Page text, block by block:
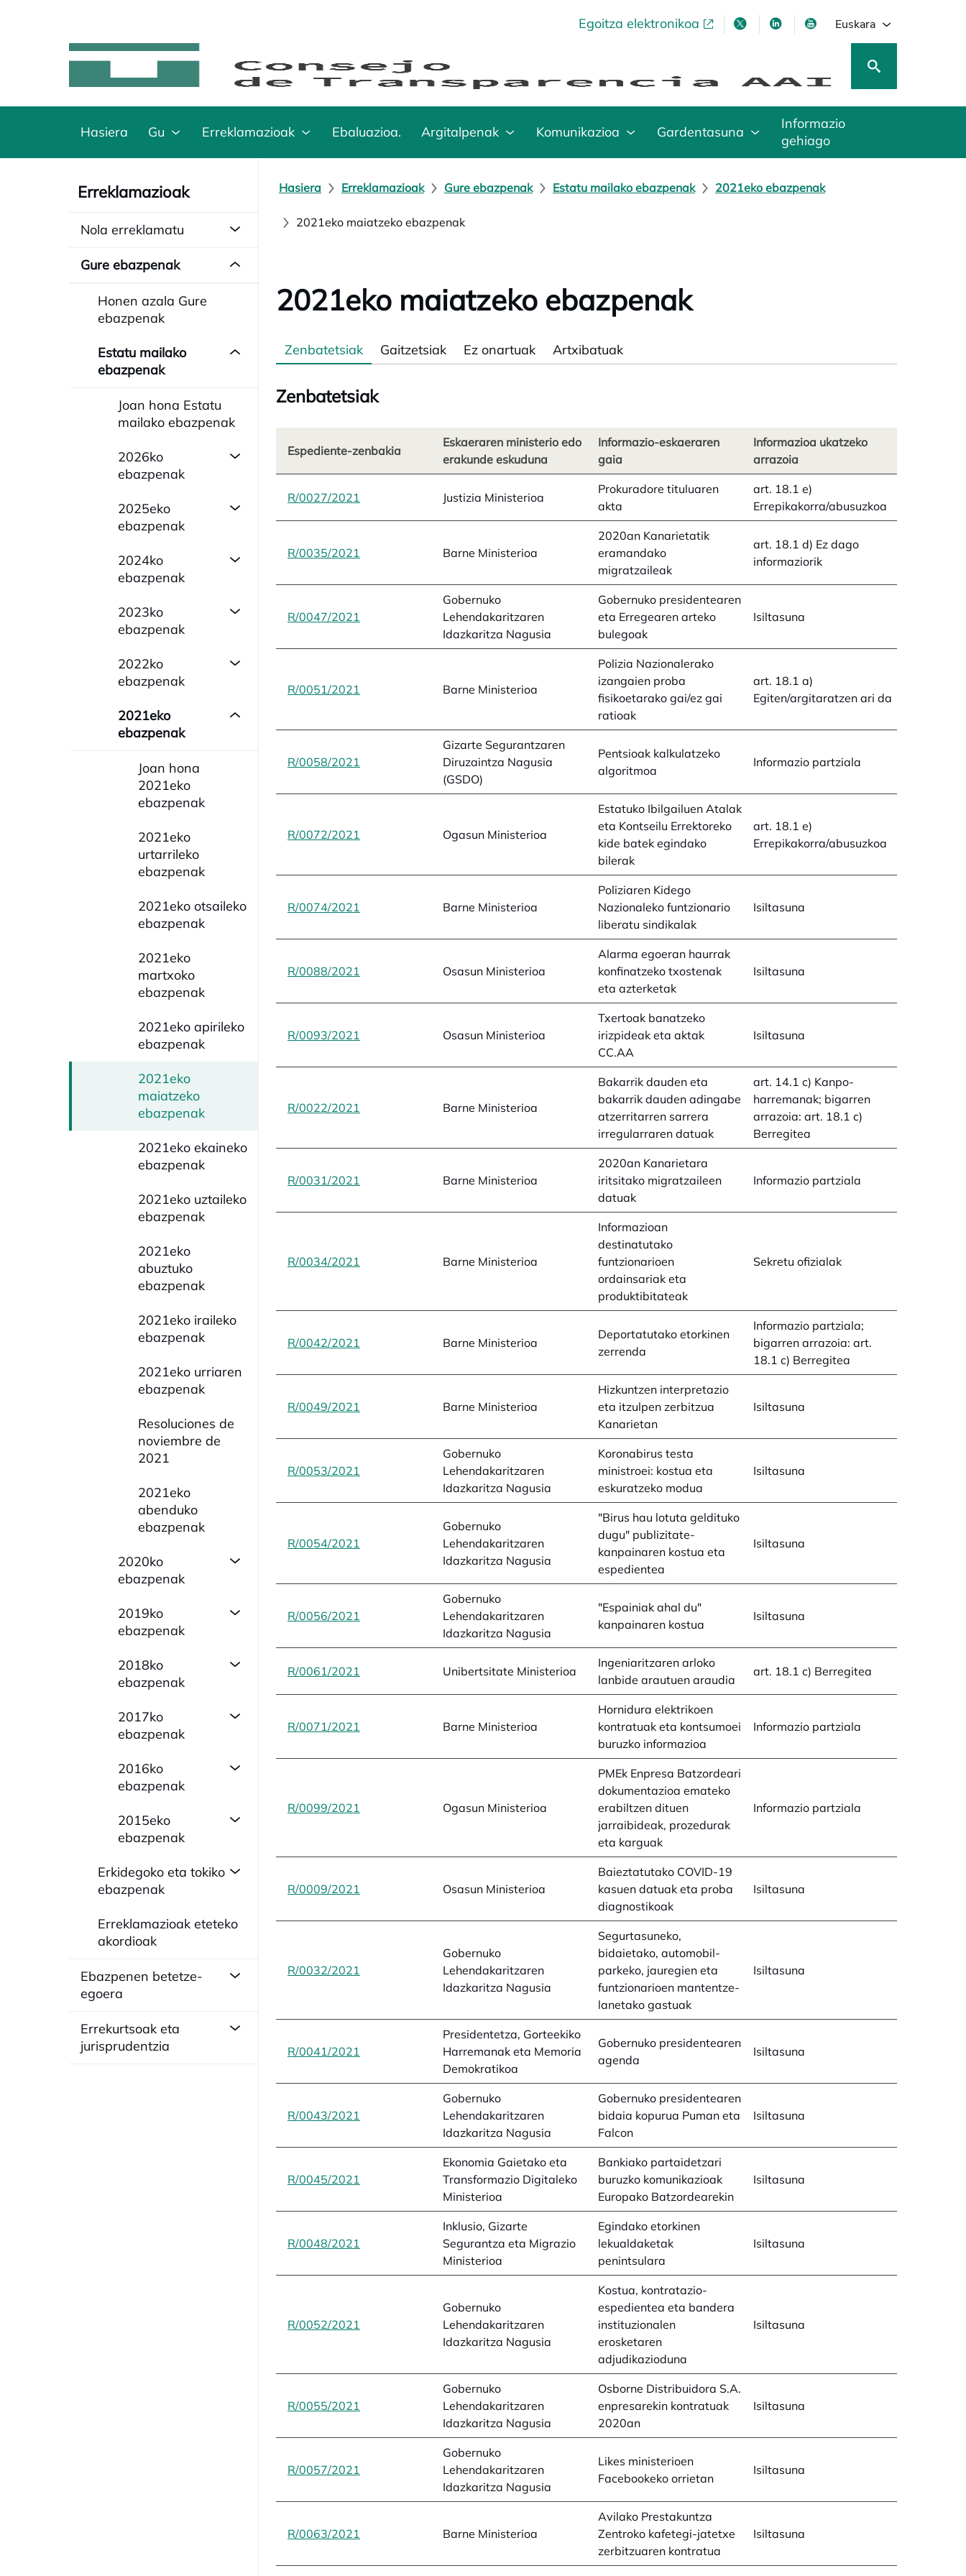
Egoitza elektronikoaopens in a new tabopens in a new tab
opens in a new tab
opens in a new tab
Euskara
Hasiera Gu Erreklamazioak Ebaluazioa. Argitalpenak Komunikazioa Gardentasuna
Informazio
gehiago
Erreklamazioak
Nola erreklamatu
Gure ebazpenak
Honen azala Gure
ebazpenak
Estatu mailako
ebazpenak
Joan hona Estatu
mailako ebazpenak
2026ko
ebazpenak
2025eko
ebazpenak
2024ko
ebazpenak
2023ko
ebazpenak
2022ko
ebazpenak
2021eko
ebazpenak
Joan hona
2021eko
ebazpenak
2021eko
urtarrileko
ebazpenak
2021eko otsaileko
ebazpenak
2021eko
martxoko
ebazpenak
2021eko apirileko
ebazpenak
2021eko
maiatzeko
ebazpenak
2021eko ekaineko
ebazpenak
2021eko uztaileko
ebazpenak
2021eko
abuztuko
ebazpenak
2021eko iraileko
ebazpenak
2021eko urriaren
ebazpenak
Resoluciones de
noviembre de
2021
2021eko
abenduko
ebazpenak
2020ko
ebazpenak
2019ko
ebazpenak
2018ko
ebazpenak
2017ko
ebazpenak
2016ko
ebazpenak
2015eko
ebazpenak
Erkidegoko eta tokiko
ebazpenak
Erreklamazioak eteteko
akordioak
Ebazpenen betetze-
egoera
Errekurtsoak eta
jurisprudentzia
Hasiera Erreklamazioak Gure ebazpenak Estatu mailako ebazpenak 2021eko ebazpenak
2021eko maiatzeko ebazpenak
2021eko maiatzeko ebazpenak
Zenbatetsiak Gaitzetsiak Ez onartuak Artxibatuak
Zenbatetsiak
Espediente-zenbakia
Eskaeraren ministerio edo
erakunde eskuduna
Informazio-eskaeraren
gaia
Informazioa ukatzeko
arrazoia
R/0027/2021 opens in a new tabJustizia Ministerioa
Prokuradore tituluaren
akta
art. 18.1 e)
Errepikakorra/abusuzkoa
R/0035/2021 opens in a new tabBarne Ministerioa
2020an Kanarietatik
eramandako
migratzaileak
art. 18.1 d) Ez dago
informaziorik
R/0047/2021 opens in a new tab
Gobernuko
Lehendakaritzaren
Idazkaritza Nagusia
Gobernuko presidentearen
eta Erregearen arteko
bulegoak
Isiltasuna
R/0051/2021 opens in a new tabBarne Ministerioa
Polizia Nazionalerako
izangaien proba
fisikoetarako gai/ez gai
ratioak
art. 18.1 a)
Egiten/argitaratzen ari da
R/0058/2021 opens in a new tab
Gizarte Segurantzaren
Diruzaintza Nagusia
(GSDO)
Pentsioak kalkulatzeko
algoritmoa
Informazio partziala
R/0072/2021 opens in a new tabOgasun Ministerioa
Estatuko Ibilgailuen Atalak
eta Kontseilu Errektoreko
kide batek egindako
bilerak
art. 18.1 e)
Errepikakorra/abusuzkoa
R/0074/2021 opens in a new tabBarne Ministerioa
Poliziaren Kidego
Nazionaleko funtzionario
liberatu sindikalak
Isiltasuna
R/0088/2021 opens in a new tabOsasun Ministerioa
Alarma egoeran haurrak
konfinatzeko txostenak
eta azterketak
Isiltasuna
R/0093/2021 opens in a new tabOsasun Ministerioa
Txertoak banatzeko
irizpideak eta aktak
CC.AA
Isiltasuna
R/0022/2021 opens in a new tabBarne Ministerioa
Bakarrik dauden eta
bakarrik dauden adingabe
atzerritarren sarrera
irregularraren datuak
art. 14.1 c) Kanpo-
harremanak; bigarren
arrazoia: art. 18.1 c)
Berregitea
R/0031/2021 opens in a new tabBarne Ministerioa
2020an Kanarietara
iritsitako migratzaileen
datuak
Informazio partziala
R/0034/2021 opens in a new tabBarne Ministerioa
Informazioan
destinatutako
funtzionarioen
ordainsariak eta
produktibitateak
Sekretu ofizialak
R/0042/2021 opens in a new tabBarne Ministerioa
Deportatutako etorkinen
zerrenda
Informazio partziala;
bigarren arrazoia: art.
18.1 c) Berregitea
R/0049/2021 opens in a new tabBarne Ministerioa
Hizkuntzen interpretazio
eta itzulpen zerbitzua
Kanarietan
Isiltasuna
R/0053/2021 opens in a new tab
Gobernuko
Lehendakaritzaren
Idazkaritza Nagusia
Koronabirus testa
ministroei: kostua eta
eskuratzeko modua
Isiltasuna
R/0054/2021 opens in a new tab
Gobernuko
Lehendakaritzaren
Idazkaritza Nagusia
"Birus hau lotuta geldituko
dugu" publizitate-
kanpainaren kostua eta
espedientea
Isiltasuna
R/0056/2021 opens in a new tab
Gobernuko
Lehendakaritzaren
Idazkaritza Nagusia
"Espainiak ahal du"
kanpainaren kostua
Isiltasuna
R/0061/2021 opens in a new tabUnibertsitate Ministerioa
Ingeniaritzaren arloko
lanbide arautuen araudia
art. 18.1 c) Berregitea
R/0071/2021 opens in a new tabBarne Ministerioa
Hornidura elektrikoen
kontratuak eta kontsumoei
buruzko informazioa
Informazio partziala
R/0099/2021 opens in a new tabOgasun Ministerioa
PMEk Enpresa Batzordeari
dokumentazioa emateko
erabiltzen dituen
jarraibideak, prozedurak
eta karguak
Informazio partziala
R/0009/2021 opens in a new tabOsasun Ministerioa
Baieztatutako COVID-19
kasuen datuak eta proba
diagnostikoak
Isiltasuna
R/0032/2021 opens in a new tab
Gobernuko
Lehendakaritzaren
Idazkaritza Nagusia
Segurtasuneko,
bidaietako, automobil-
parkeko, jauregien eta
funtzionarioen mantentze-
lanetako gastuak
Isiltasuna
R/0041/2021 opens in a new tab
Presidentetza, Gorteekiko
Harremanak eta Memoria
Demokratikoa
Gobernuko presidentearen
agenda
Isiltasuna
R/0043/2021 opens in a new tab
Gobernuko
Lehendakaritzaren
Idazkaritza Nagusia
Gobernuko presidentearen
bidaia kopurua Puman eta
Falcon
Isiltasuna
R/0045/2021 opens in a new tab
Ekonomia Gaietako eta
Transformazio Digitaleko
Ministerioa
Bankiako partaidetzari
buruzko komunikazioak
Europako Batzordearekin
Isiltasuna
R/0048/2021 opens in a new tab
Inklusio, Gizarte
Segurantza eta Migrazio
Ministerioa
Egindako etorkinen
lekualdaketak
penintsulara
Isiltasuna
R/0052/2021 opens in a new tab
Gobernuko
Lehendakaritzaren
Idazkaritza Nagusia
Kostua, kontratazio-
espedientea eta bandera
instituzionalen
erosketaren
adjudikazioduna
Isiltasuna
R/0055/2021 opens in a new tab
Gobernuko
Lehendakaritzaren
Idazkaritza Nagusia
Osborne Distribuidora S.A.
enpresarekin kontratuak
2020an
Isiltasuna
R/0057/2021 opens in a new tab
Gobernuko
Lehendakaritzaren
Idazkaritza Nagusia
Likes ministerioen
Facebookeko orrietan
Isiltasuna
R/0063/2021 opens in a new tabBarne Ministerioa
Avilako Prestakuntza
Zentroko kafetegi-jatetxe
zerbitzuaren kontratua
Isiltasuna